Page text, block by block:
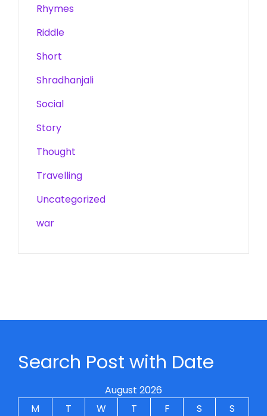
Rhymes
Riddle
Short
Shradhanjali
Social
Story
Thought
Travelling
Uncategorized
war
Search Post with Date
August 2026
M
T W T F S
S